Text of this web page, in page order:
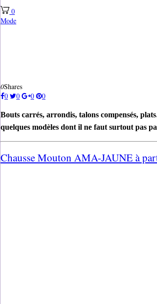
0
Mode
0Shares
0
0 0 0
Bouts carrés, arrondis, talons compensés,
quelques modèles dont il ne faut surtout pas
Chausse Mouton AMA-JAUNE à